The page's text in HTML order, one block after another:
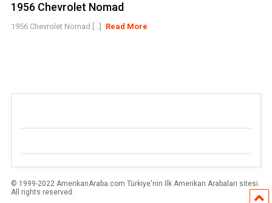
1956 Chevrolet Nomad
1956 Chevrolet Nomad [...] Read More
© 1999-2022 AmerikanAraba.com Türkiye'nin Ilk Amerikan Arabaları sitesi.
All rights reserved.